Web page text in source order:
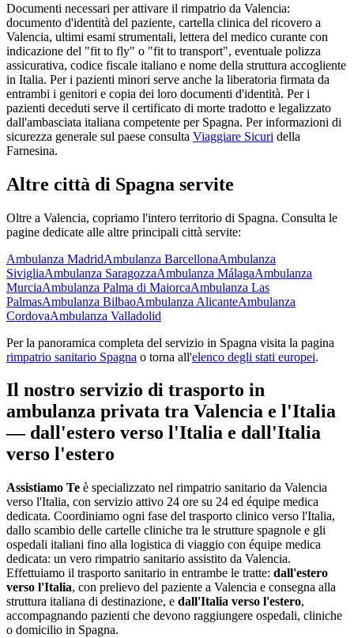
Documenti necessari per attivare il rimpatrio da Valencia:
documento d'identità del paziente, cartella clinica del ricovero a
Valencia, ultimi esami strumentali, lettera del medico curante con
indicazione del "fit to fly" o "fit to transport", eventuale polizza
assicurativa, codice fiscale italiano e nome della struttura accogliente
in Italia. Per i pazienti minori serve anche la liberatoria firmata da
entrambi i genitori e copia dei loro documenti d'identità. Per i
pazienti deceduti serve il certificato di morte tradotto e legalizzato
dall'ambasciata italiana competente per Spagna. Per informazioni di
sicurezza generale sul paese consulta Viaggiare Sicuri della
Farnesina.
Altre città di Spagna servite
Oltre a Valencia, copriamo l'intero territorio di Spagna. Consulta le
pagine dedicate alle altre principali città servite:
Ambulanza MadridAmbulanza BarcellonaAmbulanza
SivigliaAmbulanza SaragozzaAmbulanza MálagaAmbulanza
MurciaAmbulanza Palma di MaiorcaAmbulanza Las
PalmasAmbulanza BilbaoAmbulanza AlicanteAmbulanza
CordovaAmbulanza Valladolid
Per la panoramica completa del servizio in Spagna visita la pagina
rimpatrio sanitario Spagna o torna all'elenco degli stati europei.
Il nostro servizio di trasporto in
ambulanza privata tra Valencia e l'Italia
— dall'estero verso l'Italia e dall'Italia
verso l'estero
Assistiamo Te è specializzato nel rimpatrio sanitario da Valencia
verso l'Italia, con servizio attivo 24 ore su 24 ed équipe medica
dedicata. Coordiniamo ogni fase del trasporto clinico verso l'Italia,
dallo scambio delle cartelle cliniche tra le strutture spagnole e gli
ospedali italiani fino alla logistica di viaggio con équipe medica
dedicata: un vero rimpatrio sanitario assistito da Valencia.
Effettuiamo il trasporto sanitario in entrambe le tratte: dall'estero
verso l'Italia, con prelievo del paziente a Valencia e consegna alla
struttura italiana di destinazione, e dall'Italia verso l'estero,
accompagnando pazienti che devono raggiungere ospedali, cliniche
o domicilio in Spagna.